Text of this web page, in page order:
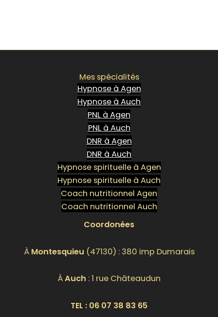
Mes spécialités
Hypnose à Agen
Hypnose à Auch
PNL à Agen
PNL à Auch
DNR à Agen
DNR à Auch
Hypnose spirituelle à Agen
Hypnose spirituelle à Auch
Coach nutritionnel Agen
Coach nutritionnel Auch
Coordonées
À Montesquieu (47130) : 380 imp Dumarais
ÀAuch : 1 rue Châteaudun
TEL : 06 07 38 83 65